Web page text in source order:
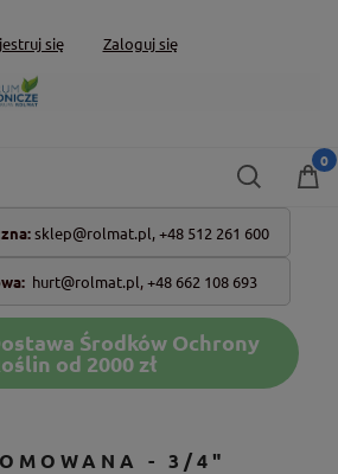
się Zaloguj się
sklep@rolmat.pl, +48 512 261 600
hurt@rolmat.pl,+48 662 108 693
Środków Ochrony
od 2000 zł
- 3/4"